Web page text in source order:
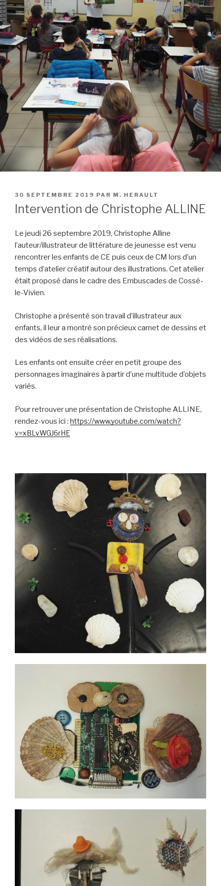
PUBLIÉ
LE
30 SEPTEMBRE 2019 PAR M. HERAULT
Intervention de Christophe ALLINE
Le jeudi 26 septembre 2019, Christophe Alline
l’auteur/illustrateur de littérature de jeunesse est venu
rencontrer les enfants de CE puis ceux de CM lors d’un
temps d’atelier créatif autour des illustrations. Cet atelier
était proposé dans le cadre des Embuscades de Cossé-
le-Vivien.
Christophe a présenté son travail d’illustrateur aux
enfants, il leur a montré son précieux carnet de dessins et
des vidéos de ses réalisations.
Les enfants ont ensuite créer en petit groupe des
personnages imaginaires à partir d’une multitude d’objets
variés.
Pour retrouver une présentation de Christophe ALLINE,
rendez-vous ici : https://www.youtube.com/watch?
v=xBLvWGJ6rHE